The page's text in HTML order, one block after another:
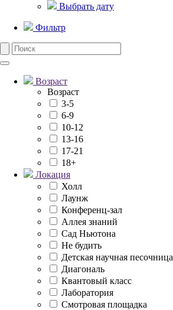
Выбрать дату
Фильтр
Возраст
Возраст
3-5
6-9
10-12
13-16
17-21
18+
Локация
Холл
Лаунж
Конференц-зал
Аллея знаний
Сад Ньютона
Не будить
Детская научная песочница
Диагональ
Квантовый класс
Лаборатория
Смотровая площадка